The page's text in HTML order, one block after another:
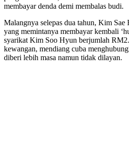
membayar denda demi membalas budi.
Malangnya selepas dua tahun, Kim Sae
yang memintanya membayar kembali
syarikat Kim Soo Hyun berjumlah
kewangan, mendiang cuba
diberi lebih masa namun tidak dilayan.